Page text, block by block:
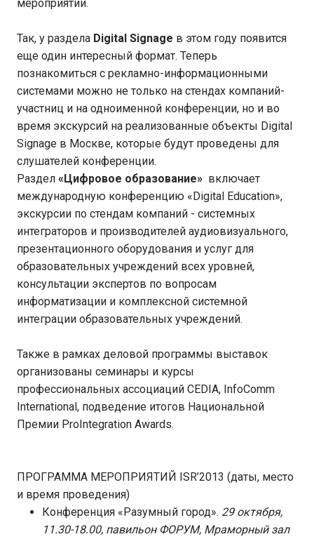
мероприятий.
Так, у раздела Digital Signage в этом году появится
еще один интересный формат. Теперь
познакомиться с рекламно-информационными
системами можно не только на стендах компаний-
участниц и на одноименной конференции, но и во
время экскурсий на реализованные объекты Digital
Signage в Москве, которые будут проведены для
слушателей конференции.
Раздел «Цифровое образование» включает
международную конференцию «Digital Education»,
экскурсии по стендам компаний - системных
интеграторов и производителей аудиовизуального,
презентационного оборудования и услуг для
образовательных учреждений всех уровней,
консультации экспертов по вопросам
информатизации и комплексной системной
интеграции образовательных учреждений.
Также в рамках деловой программы выставок
организованы семинары и курсы
профессиональных ассоциаций CEDIA, InfoComm
International, подведение итогов Национальной
Премии ProIntegration Awards.
ПРОГРАММА МЕРОПРИЯТИЙ ISR’2013 (даты, место
и время проведения)
Конференция «Разумный город». 29 октября,
11.30-18.00, павильон ФОРУМ, Мраморный зал